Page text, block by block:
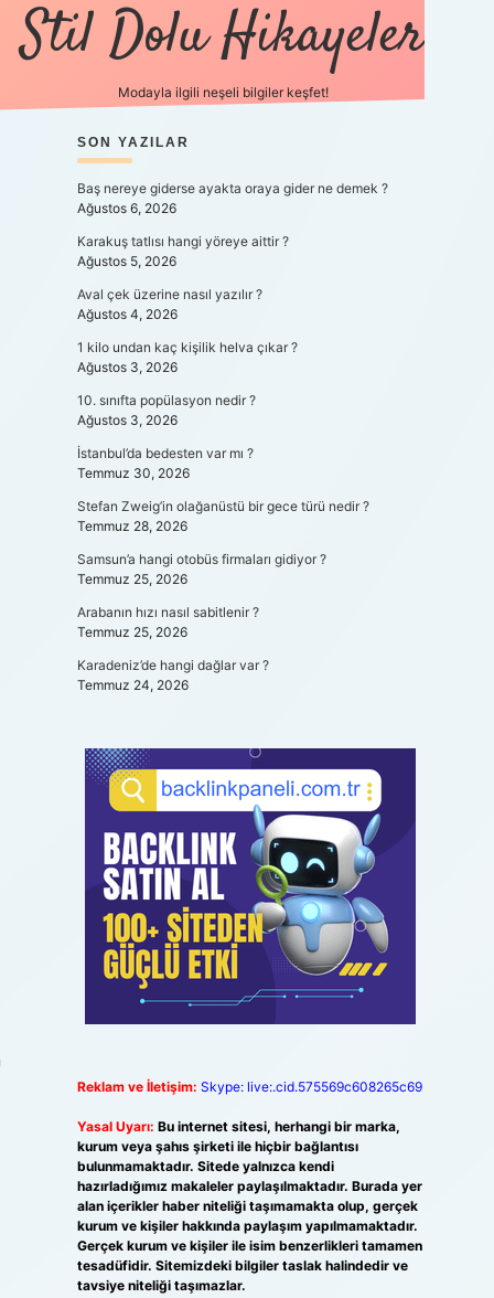
Stil Dolu Hikayeler
Modayla ilgili neşeli bilgiler keşfet!
SIDEBAR
SON YAZILAR
Baş nereye giderse ayakta oraya gider ne demek ?
Ağustos 6, 2026
Karakuş tatlısı hangi yöreye aittir ?
Ağustos 5, 2026
Aval çek üzerine nasıl yazılır ?
Ağustos 4, 2026
1 kilo undan kaç kişilik helva çıkar ?
Ağustos 3, 2026
10. sınıfta popülasyon nedir ?
Ağustos 3, 2026
İstanbul’da bedesten var mı ?
Temmuz 30, 2026
Stefan Zweig’in olağanüstü bir gece türü nedir ?
Temmuz 28, 2026
Samsun’a hangi otobüs firmaları gidiyor ?
Temmuz 25, 2026
Arabanın hızı nasıl sabitlenir ?
Temmuz 25, 2026
Karadeniz’de hangi dağlar var ?
Temmuz 24, 2026
Reklam ve İletişim: Skype: live:.cid.575569c608265c69
Yasal Uyarı: Bu internet sitesi, herhangi bir marka,
kurum veya şahıs şirketi ile hiçbir bağlantısı
bulunmamaktadır. Sitede yalnızca kendi
hazırladığımız makaleler paylaşılmaktadır. Burada yer
alan içerikler haber niteliği taşımamakta olup, gerçek
kurum ve kişiler hakkında paylaşım yapılmamaktadır.
Gerçek kurum ve kişiler ile isim benzerlikleri tamamen
tesadüfidir. Sitemizdeki bilgiler taslak halindedir ve
tavsiye niteliği taşımazlar.